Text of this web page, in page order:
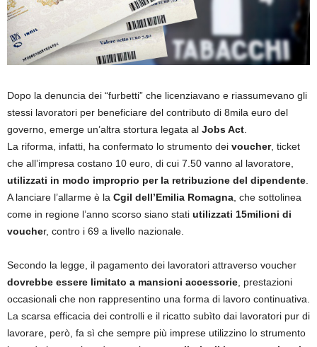
Dopo la denuncia dei “furbetti” che licenziavano e riassumevano gli
stessi lavoratori per beneficiare del contributo di 8mila euro del
governo, emerge un’altra stortura legata al Jobs Act
La riforma, infatti, ha confermato lo strumento dei voucher, ticket
che all’impresa costano 10 euro, di cui 7.50 vanno al lavoratore,
utilizzati in modo improprio per la retribuzione del dipendente
A lanciare l’allarme è la Cgil dell’Emilia Romagna , che sottolinea
come in regione l’anno scorso siano stati utilizzati 15milioni di
voucher, contro i 69 a livello nazionale.
Secondo la legge, il pagamento dei lavoratori attraverso voucher
dovrebbe essere limitato a mansioni accessorie , prestazioni
occasionali che non rappresentino una forma di lavoro continuativa.
La scarsa efficacia dei controlli e il ricatto subìto dai lavoratori pur di
lavorare, però, fa sì che sempre più imprese utilizzino lo strumento